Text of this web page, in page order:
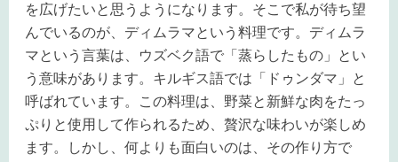
を広げたいと思うようになります。そこで私が待ち望
んでいるのが、ディムラマという料理です。ディムラ
マという言葉は、ウズベク語で「蒸らしたもの」とい
う意味があります。キルギス語では「ドゥンダマ」と
呼ばれています。この料理は、野菜と新鮮な肉をたっ
ぷりと使用して作られるため、贅沢な味わいが楽しめ
ます。しかし、何よりも面白いのは、その作り方で